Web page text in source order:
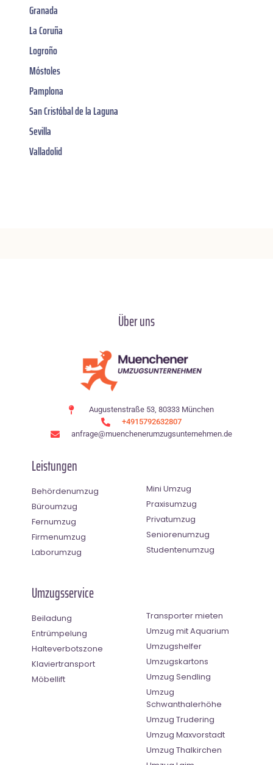
Granada
La Coruña
Logroño
Móstoles
Pamplona
San Cristóbal de la Laguna
Sevilla
Valladolid
Über uns
Augustenstraße 53, 80333 München
+4915792632807
anfrage@muenchenerumzugsunternehmen.de
Leistungen
Behördenumzug
Büroumzug
Fernumzug
Firmenumzug
Laborumzug
Mini Umzug
Praxisumzug
Privatumzug
Seniorenumzug
Studentenumzug
Umzugsservice
Beiladung
Entrümpelung
Halteverbotszone
Klaviertransport
Möbellift
Transporter mieten
Umzug mit Aquarium
Umzugshelfer
Umzugskartons
Umzug Sendling
Umzug
Schwanthalerhöhe
Umzug Trudering
Umzug Maxvorstadt
Umzug Thalkirchen